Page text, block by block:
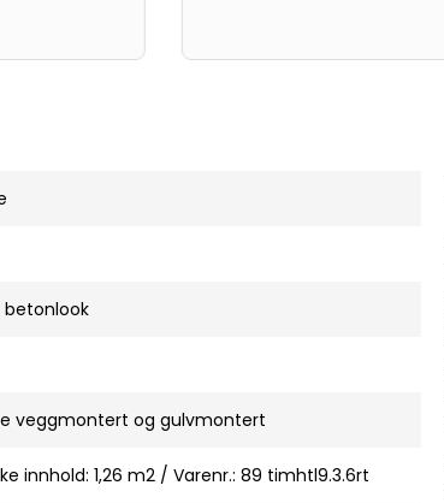
betonlook
veggmontert og gulvmontert
innhold: 1,26 m2 / Varenr.: 89 timhtl9.3.6rt